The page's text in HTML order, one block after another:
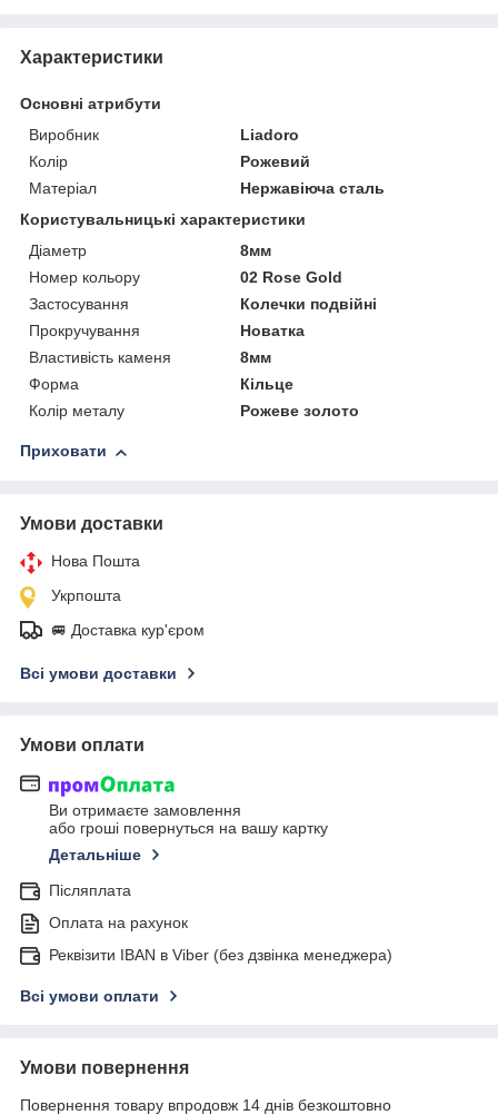
Характеристики
Основні атрибути
Виробник
Liadoro
Колір
Рожевий
Матеріал
Нержавіюча сталь
Користувальницькі характеристики
Діаметр
8мм
Номер кольору
02 Rose Gold
Застосування
Колечки подвійні
Прокручування
Новатка
Властивість каменя
8мм
Форма
Кільце
Колір металу
Рожеве золото
Приховати
Умови доставки
Нова Пошта
Укрпошта
🚐 Доставка кур'єром
Всі умови доставки
Умови оплати
Ви отримаєте замовлення
або гроші повернуться на вашу картку
Детальніше
Післяплата
Оплата на рахунок
Реквізити IBAN в Viber (без дзвінка менеджера)
Всі умови оплати
Умови повернення
Повернення товару впродовж 14 днів безкоштовно